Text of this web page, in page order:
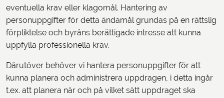
eventuella krav eller klagomål. Hantering av
personuppgifter för detta ändamål grundas på en rättslig
förpliktelse och byråns berättigade intresse att kunna
uppfylla professionella krav.
Därutöver behöver vi hantera personuppgifter för att
kunna planera och administrera uppdragen, i detta ingår
t.ex. att planera när och på vilket sätt uppdraget ska